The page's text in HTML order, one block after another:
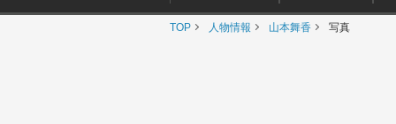
TOP 人物情報 山本舞香 写真